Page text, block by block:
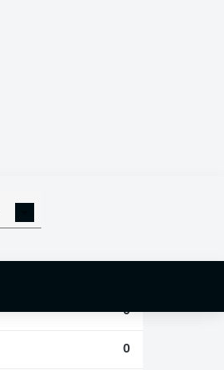
0
0